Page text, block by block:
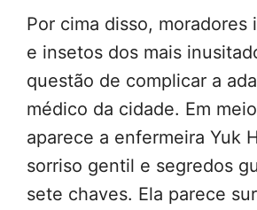
Por cima disso, moradores
e insetos dos mais
questão de complicar a
médico da cidade. Em
aparece a enfermeira Yuk
sorriso gentil e segredos
sete chaves. Ela parece